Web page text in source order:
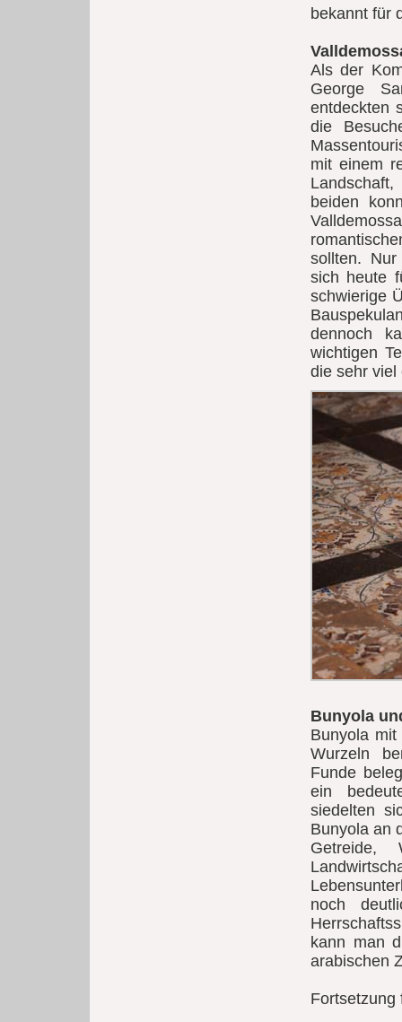
bekannt für
Als der
George
entdeckten
die
mit einem
beiden
sollten. Nur
sich heute
schwierige
dennoch
wichtigen
die sehr viel
Bunyola
Bunyola
Wurzeln
Funde
ein
siedelten
Bunyola an
Getreide,
noch
kann man
arabischen
Fortsetzung